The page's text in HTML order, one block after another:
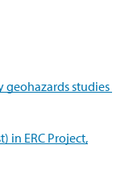
geohazards studies
in ERC Project,